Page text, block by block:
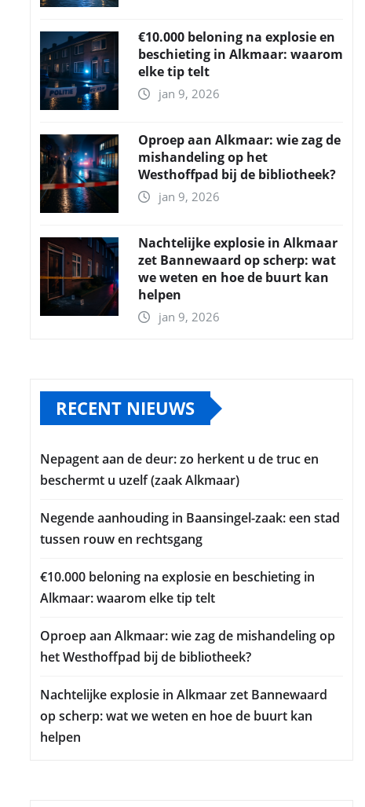
€10.000 beloning na explosie en
beschieting in Alkmaar: waarom
elke tip telt
jan 9, 2026
Oproep aan Alkmaar: wie zag de
mishandeling op het
Westhoffpad bij de bibliotheek?
jan 9, 2026
Nachtelijke explosie in Alkmaar
zet Bannewaard op scherp: wat
we weten en hoe de buurt kan
helpen
jan 9, 2026
RECENT NIEUWS
Nepagent aan de deur: zo herkent u de truc en
beschermt u uzelf (zaak Alkmaar)
Negende aanhouding in Baansingel-zaak: een stad
tussen rouw en rechtsgang
€10.000 beloning na explosie en beschieting in
Alkmaar: waarom elke tip telt
Oproep aan Alkmaar: wie zag de mishandeling op
het Westhoffpad bij de bibliotheek?
Nachtelijke explosie in Alkmaar zet Bannewaard
op scherp: wat we weten en hoe de buurt kan
helpen